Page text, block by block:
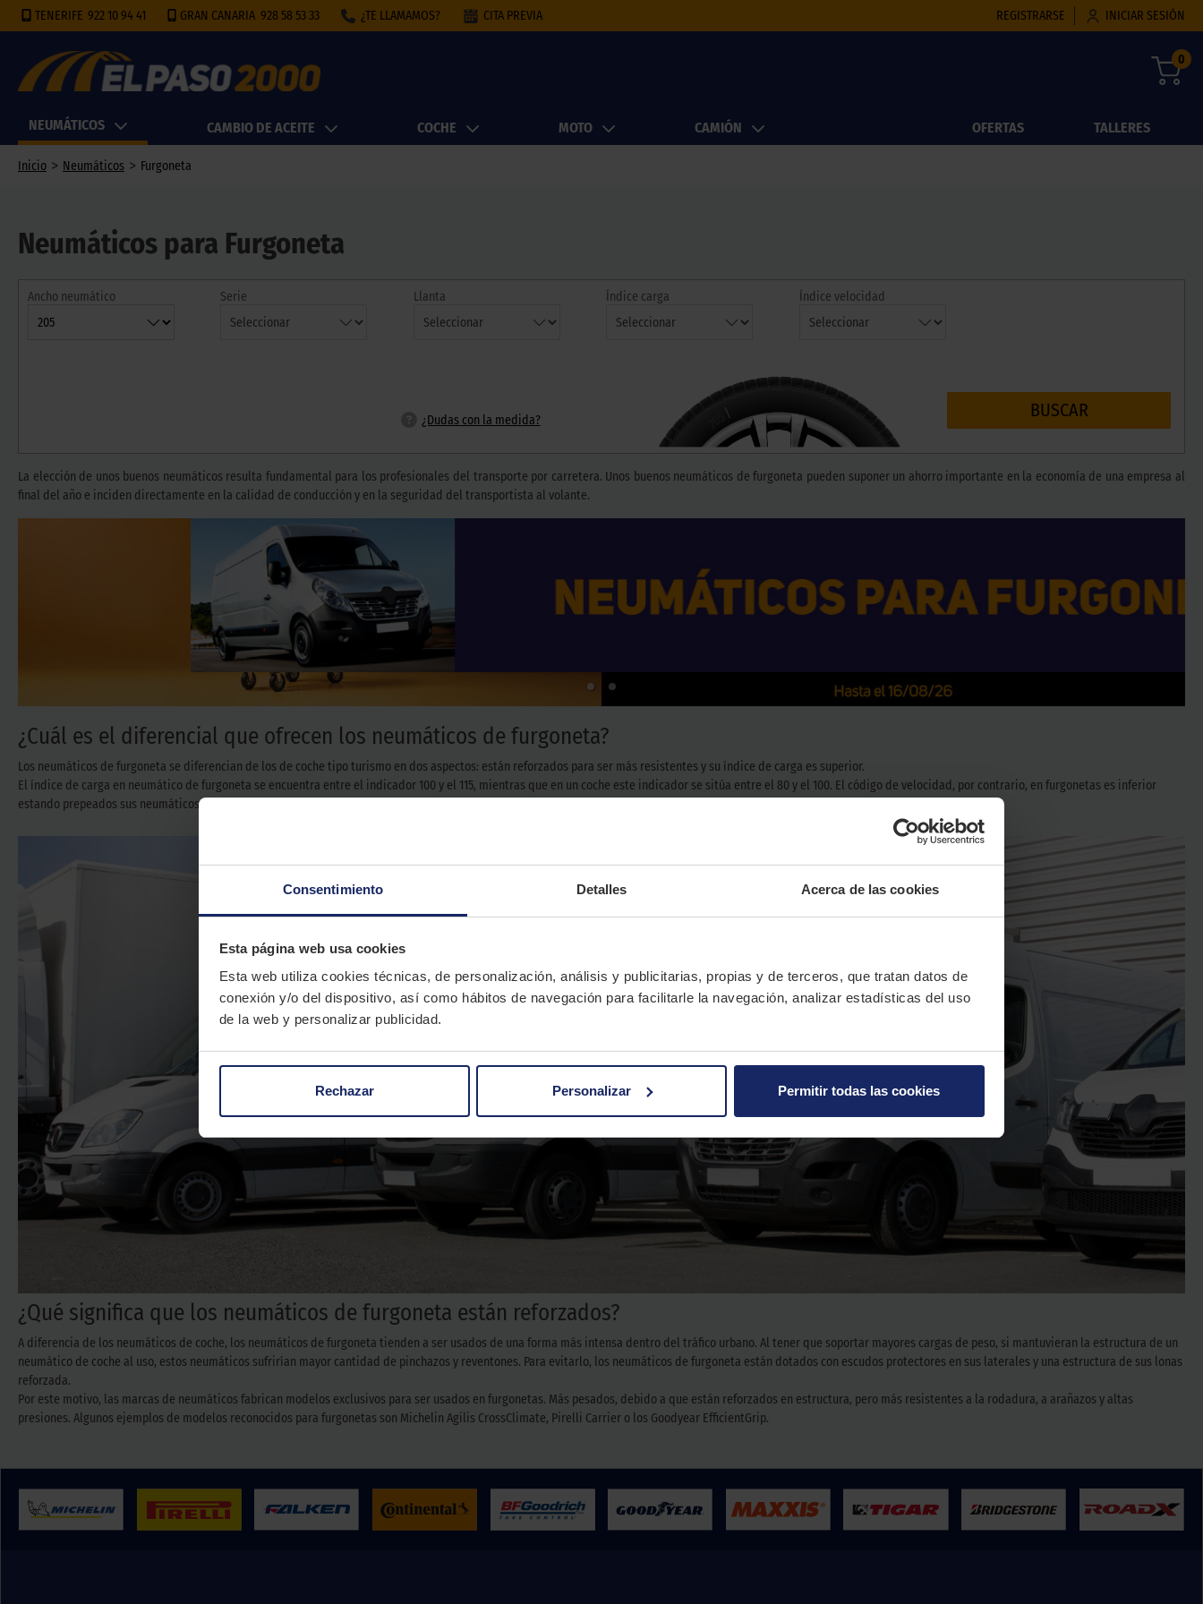
Consentimiento Detalles Acerca de las cookies
Esta página web usa cookies
Esta web utiliza cookies técnicas, de personalización, análisis y publicitarias, propias y de terceros, que tratan datos de
conexión y/o del dispositivo, así como hábitos de navegación para facilitarle la navegación, analizar estadísticas del uso
de la web y personalizar publicidad.
Rechazar Personalizar Permitir todas las cookies
TENERIFE 922 10 94 41 GRAN CANARIA 928 58 53 33 ¿TE LLAMAMOS? CITA PREVIA REGISTRARSE INICIAR SESIÓN
0
NEUMÁTICOS CAMBIO DE ACEITE COCHE MOTO CAMIÓN OFERTAS TALLERES
Inicio > Neumáticos > Furgoneta
Neumáticos para Furgoneta
Ancho neumático Serie Llanta Índice carga Índice velocidad
¿Dudas con la medida? 205/ BUSCAR
La elección de unos buenos neumáticos resulta fundamental para los profesionales del transporte por carretera. Unos buenos neumáticos de furgoneta pueden suponer un ahorro importante en la economía de una empresa al
final del año e inciden directamente en la calidad de conducción y en la seguridad del transportista al volante.
¿Cuál es el diferencial que ofrecen los neumáticos de furgoneta?
Los neumáticos de furgoneta se diferencian de los de coche tipo turismo en dos aspectos: están reforzados para ser más resistentes y su índice de carga es superior.
El índice de carga en neumático de furgoneta se encuentra entre el indicador 100 y el 115, mientras que en un coche este indicador se sitúa entre el 80 y el 100. El código de velocidad, por contrario, en furgonetas es inferior
estando prepeados sus neumáticos para alcanzar velocidades máximas de entre 175Km/h y 185 Km/h.
¿Qué significa que los neumáticos de furgoneta están reforzados?
A diferencia de los neumáticos de coche, los neumáticos de furgoneta tienden a ser usados de una forma más intensa dentro del tráfico urbano. Al tener que soportar mayores cargas de peso, si mantuvieran la estructura de un
neumático de coche al uso, estos neumáticos sufrirían mayor cantidad de pinchazos y reventones. Para evitarlo, los neumáticos de furgoneta están dotados con escudos protectores en sus laterales y una estructura de sus lonas
reforzada.
Por este motivo, las marcas de neumáticos fabrican modelos exclusivos para ser usados en furgonetas. Más pesados, debido a que están reforzados en estructura, pero más resistentes a la rodadura, a arañazos y altas
presiones. Algunos ejemplos de modelos reconocidos para furgonetas son Michelin Agilis CrossClimate, Pirelli Carrier o los Goodyear EfficientGrip.